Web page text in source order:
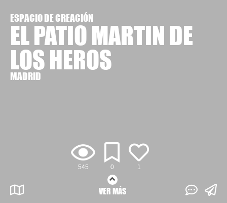
545 0 1
ESPACIO DE CREACIÓN
EL PATIO MARTIN DE
LOS HEROS
MADRID
VER MÁS